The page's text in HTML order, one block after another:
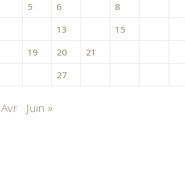
5 6 8
13 15
19 20 21
27
Juin »